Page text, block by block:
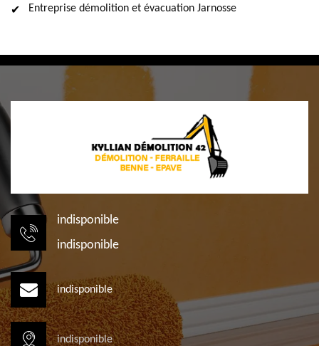
Entreprise démolition et évacuation Jarnosse
indisponible
indisponible
indisponible
indisponible